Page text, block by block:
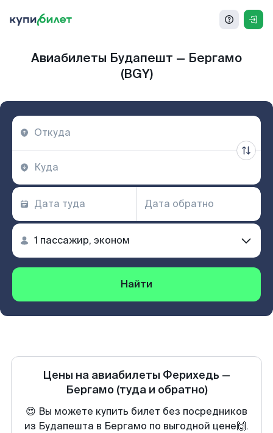
Авиабилеты Будапешт — Бергамо
(BGY)
Найти
Цены на авиабилеты Ферихедь —
Бергамо (туда и обратно)
😍 Вы можете купить билет без посредников
из Будапешта в Бергамо по выгодной цене🙌.